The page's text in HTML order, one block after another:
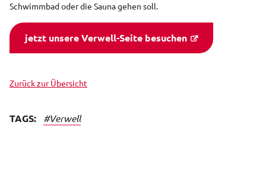
Schwimmbad oder die Sauna gehen soll.
jetzt unsere Verwell-Seite besuchen
Zurück zur Übersicht
TAGS: #Verwell